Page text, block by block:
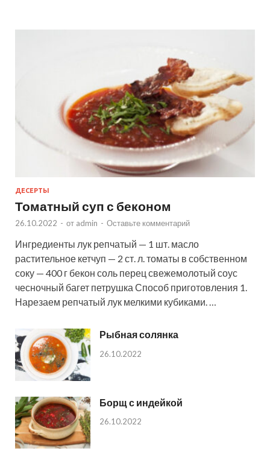
ДЕСЕРТЫ
Томатный суп с беконом
26.10.2022 - от admin - Оставьте комментарий
Ингредиенты лук репчатый — 1 шт. масло
растительное кетчуп — 2 ст. л. томаты в собственном
соку — 400 г бекон соль перец свежемолотый соус
чесночный багет петрушка Способ приготовления 1.
Нарезаем репчатый лук мелкими кубиками. …
Рыбная солянка
26.10.2022
Борщ с индейкой
26.10.2022